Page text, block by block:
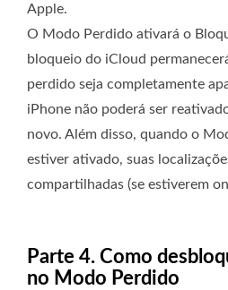
Apple.
O Modo Perdido ativará o
bloqueio do iCloud
perdido seja completamente
iPhone não poderá ser
novo. Além disso, quando o
estiver ativado, suas
compartilhadas (se estiverem
Parte 4. Como
no Modo Perdido